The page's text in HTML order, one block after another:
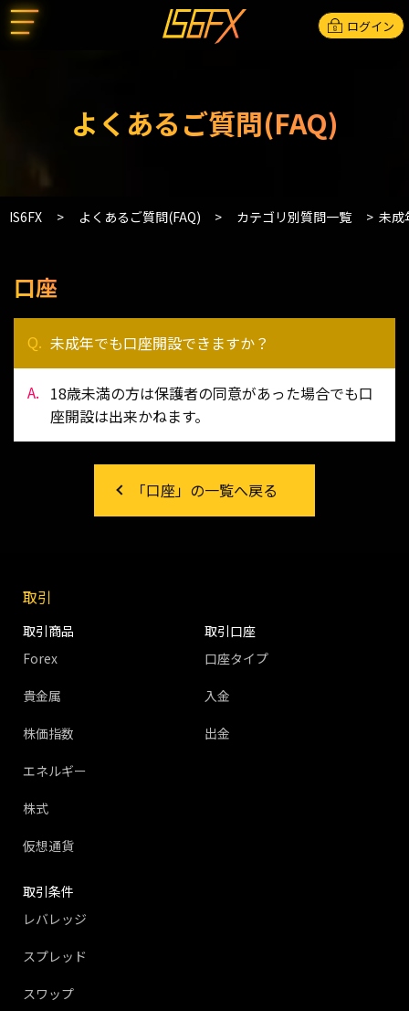
ログイン
よくあるご質問(FAQ)
IS6FX よくあるご質問(FAQ) カテゴリ別質問一覧 未成
口座
未成年でも口座開設できますか？
18歳未満の方は保護者の同意があった場合でも口
座開設は出来かねます。
「口座」の一覧へ戻る
取引
取引商品
Forex
貴金属
株価指数
エネルギー
株式
仮想通貨
取引口座
口座タイプ
入金
出金
取引条件
レバレッジ
スプレッド
スワップ